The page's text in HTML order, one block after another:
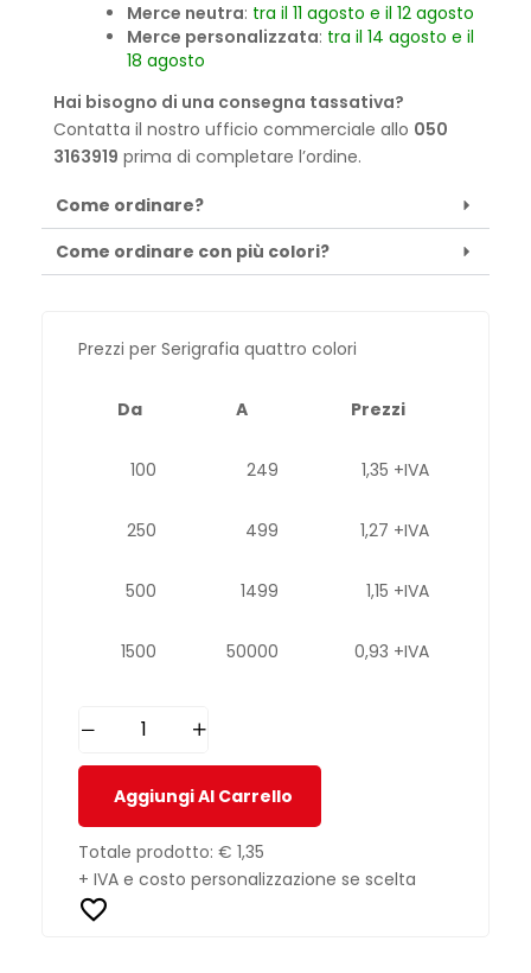
Merce neutra: tra il 11 agosto e il 12 agosto
Merce personalizzata: tra il 14 agosto e il
18 agosto
Hai bisogno di una consegna tassativa?
Contatta il nostro ufficio commerciale allo 050
3163919 prima di completare l’ordine.
Come ordinare?
Come ordinare con più colori?
Prezzi per Serigrafia quattro colori
Da A Prezzi
100 249 1,35 +IVA
250 499 1,27 +IVA
500 1499 1,15 +IVA
1500 50000 0,93 +IVA
Aggiungi Al Carrello
Totale prodotto: € 1,35
+ IVA e costo personalizzazione se scelta